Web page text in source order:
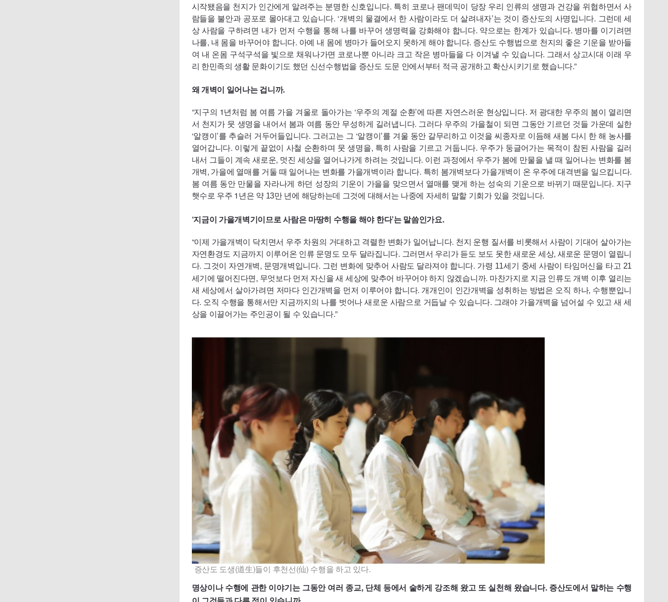
시작됐음을 천지가 인간에게 알려주는 분명한 신호입니다. 특히 코로나 팬데믹이 당장 우리 인류의 생명과 건강을 위협하면서 사
람들을 불안과 공포로 몰아대고 있습니다. ‘개벽의 물결에서 한 사람이라도 더 살려내자’는 것이 증산도의 사명입니다. 그런데 세
상 사람을 구하려면 내가 먼저 수행을 통해 나를 바꾸어 생명력을 강화해야 합니다. 약으로는 한계가 있습니다. 병마를 이기려면
나를, 내 몸을 바꾸어야 합니다. 아예 내 몸에 병마가 들어오지 못하게 해야 합니다. 증산도 수행법으로 천지의 좋은 기운을 받아들
여 내 온몸 구석구석을 빛으로 채워나가면 코로나뿐 아니라 크고 작은 병마들을 다 이겨낼 수 있습니다. 그래서 상고시대 이래 우
리 한민족의 생활 문화이기도 했던 신선수행법을 증산도 도문 안에서부터 적극 공개하고 확산시키기로 했습니다.”
왜 개벽이 일어나는 겁니까.
“지구의 1년처럼 봄 여름 가을 겨울로 돌아가는 ‘우주의 계절 순환’에 따른 자연스러운 현상입니다. 저 광대한 우주의 봄이 열리면
서 천지가 뭇 생명을 내어서 봄과 여름 동안 무성하게 길러냅니다. 그러다 우주의 가을철이 되면 그동안 기르던 것들 가운데 실한
‘알캥이’를 추슬러 거두어들입니다. 그러고는 그 ‘알캥이’를 겨울 동안 갈무리하고 이것을 씨종자로 이듬해 새봄 다시 한 해 농사를
열어갑니다. 이렇게 끝없이 사철 순환하며 뭇 생명을, 특히 사람을 기르고 거둡니다. 우주가 둥글어가는 목적이 참된 사람을 길러
내서 그들이 계속 새로운, 멋진 세상을 열어나가게 하려는 것입니다. 이런 과정에서 우주가 봄에 만물을 낼 때 일어나는 변화를 봄
개벽, 가을에 열매를 거둘 때 일어나는 변화를 가을개벽이라 합니다. 특히 봄개벽보다 가을개벽이 온 우주에 대격변을 일으킵니다.
봄 여름 동안 만물을 자라나게 하던 성장의 기운이 가을을 맞으면서 열매를 맺게 하는 성숙의 기운으로 바뀌기 때문입니다. 지구
햇수로 우주 1년은 약 13만 년에 해당하는데 그것에 대해서는 나중에 자세히 말할 기회가 있을 것입니다.
‘지금이 가을개벽기이므로 사람은 마땅히 수행을 해야 한다’는 말씀인가요.
“이제 가을개벽이 닥치면서 우주 차원의 거대하고 격렬한 변화가 일어납니다. 천지 운행 질서를 비롯해서 사람이 기대어 살아가는
자연환경도 지금까지 이루어온 인류 문명도 모두 달라집니다. 그러면서 우리가 듣도 보도 못한 새로운 세상, 새로운 문명이 열립니
다. 그것이 자연개벽, 문명개벽입니다. 그런 변화에 맞추어 사람도 달라져야 합니다. 가령 11세기 중세 사람이 타임머신을 타고 21
세기에 떨어진다면, 무엇보다 먼저 자신을 새 세상에 맞추어 바꾸어야 하지 않겠습니까. 마찬가지로 지금 인류도 개벽 이후 열리는
새 세상에서 살아가려면 저마다 인간개벽을 먼저 이루어야 합니다. 개개인이 인간개벽을 성취하는 방법은 오직 하나, 수행뿐입니
다. 오직 수행을 통해서만 지금까지의 나를 벗어나 새로운 사람으로 거듭날 수 있습니다. 그래야 가을개벽을 넘어설 수 있고 새 세
상을 이끌어가는 주인공이 될 수 있습니다.”
증산도 도생(道生)들이 후천선(仙) 수행을 하고 있다.
명상이나 수행에 관한 이야기는 그동안 여러 종교, 단체 등에서 숱하게 강조해 왔고 또 실천해 왔습니다. 증산도에서 말하는 수행